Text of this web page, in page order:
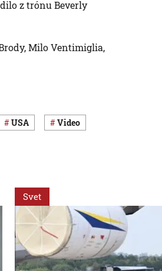
z trónu Beverly
Milo Ventimiglia,
USA Video
Svet